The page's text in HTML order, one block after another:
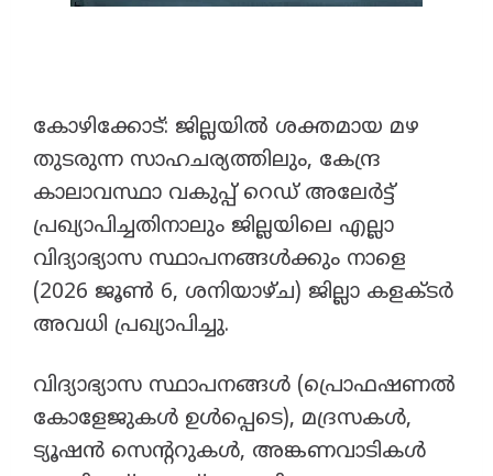
കോഴിക്കോട്: ജില്ലയിൽ ശക്തമായ മഴ
തുടരുന്ന സാഹചര്യത്തിലും, കേന്ദ്ര
കാലാവസ്ഥാ വകുപ്പ് റെഡ് അലേർട്ട്
പ്രഖ്യാപിച്ചതിനാലും ജില്ലയിലെ എല്ലാ
വിദ്യാഭ്യാസ സ്ഥാപനങ്ങൾക്കും നാളെ
(2026 ജൂൺ 6, ശനിയാഴ്ച) ജില്ലാ കളക്ടർ
അവധി പ്രഖ്യാപിച്ചു.
​വിദ്യാഭ്യാസ സ്ഥാപനങ്ങൾ (പ്രൊഫഷണൽ
കോളേജുകൾ ഉൾപ്പെടെ), മദ്രസകൾ,
ട്യൂഷൻ സെന്ററുകൾ, അങ്കണവാടികൾ